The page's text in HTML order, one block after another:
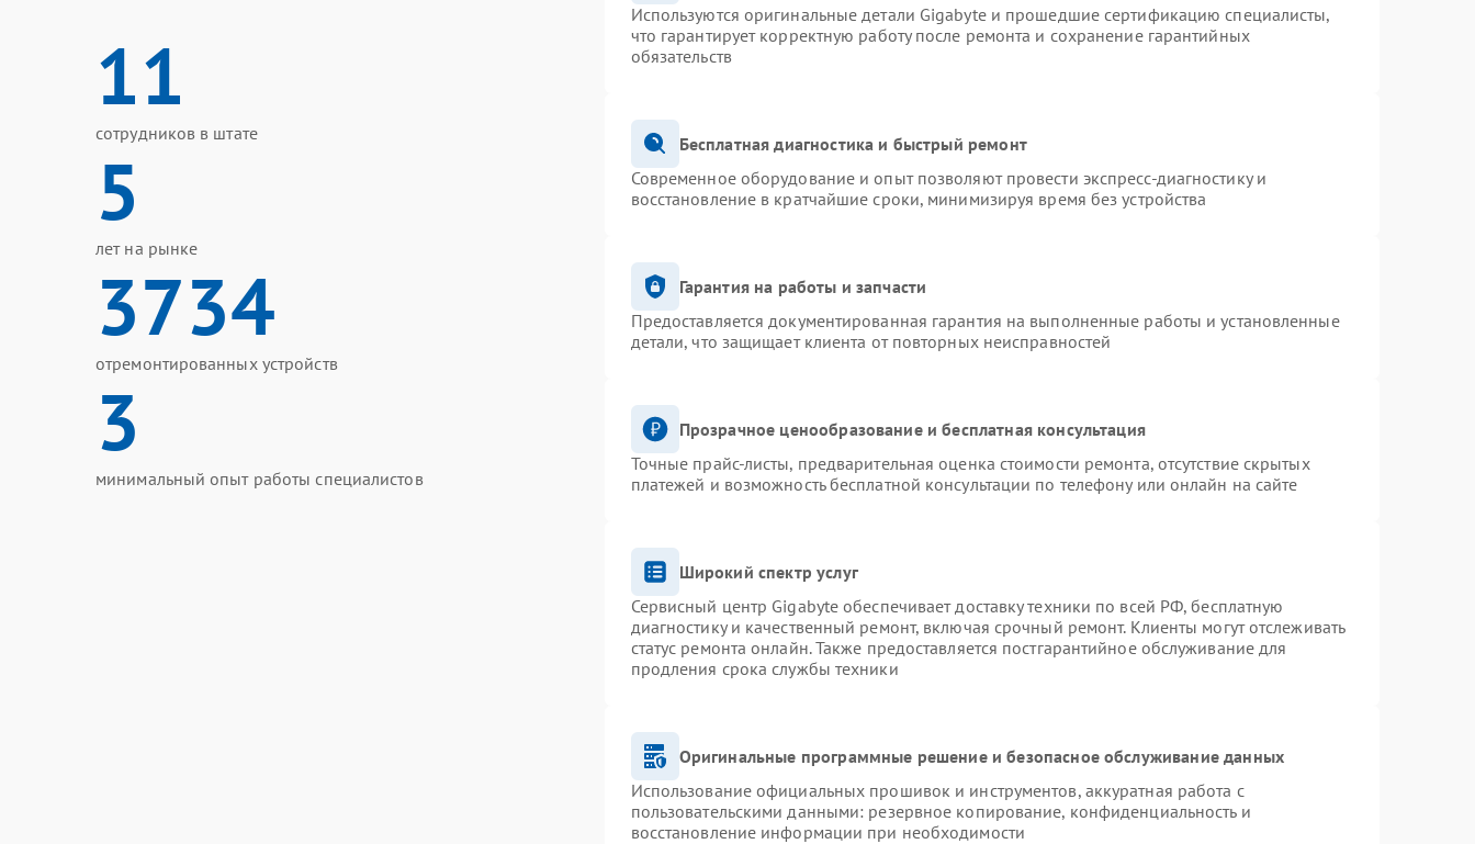
11
сотрудников в штате
5
лет на рынке
3734
отремонтированных устройств
3
минимальный опыт работы специалистов
Используются оригинальные детали Gigabyte и прошедшие сертификацию специалисты,
что гарантирует корректную работу после ремонта и сохранение гарантийных
обязательств
Бесплатная диагностика и быстрый ремонт
Современное оборудование и опыт позволяют провести экспресс-диагностику и
восстановление в кратчайшие сроки, минимизируя время без устройства
Гарантия на работы и запчасти
Предоставляется документированная гарантия на выполненные работы и установленные
детали, что защищает клиента от повторных неисправностей
Прозрачное ценообразование и бесплатная консультация
Точные прайс-листы, предварительная оценка стоимости ремонта, отсутствие скрытых
платежей и возможность бесплатной консультации по телефону или онлайн на сайте
Широкий спектр услуг
Сервисный центр Gigabyte обеспечивает доставку техники по всей РФ, бесплатную
диагностику и качественный ремонт, включая срочный ремонт. Клиенты могут отслеживать
статус ремонта онлайн. Также предоставляется постгарантийное обслуживание для
продления срока службы техники
Оригинальные программные решение и безопасное обслуживание данных
Использование официальных прошивок и инструментов, аккуратная работа с
пользовательскими данными: резервное копирование, конфиденциальность и
восстановление информации при необходимости